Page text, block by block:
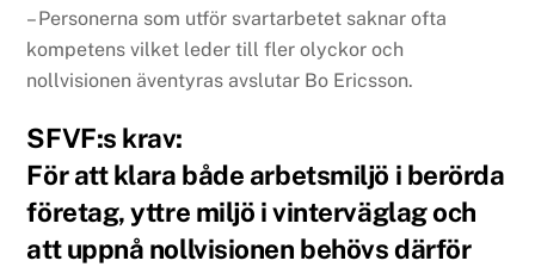
– Personerna som utför svartarbetet saknar ofta
kompetens vilket leder till fler olyckor och
nollvisionen äventyras avslutar Bo Ericsson.
SFVF:s krav:
För att klara både arbetsmiljö i berörda
företag, yttre miljö i vinterväglag och
att uppnå nollvisionen behövs därför